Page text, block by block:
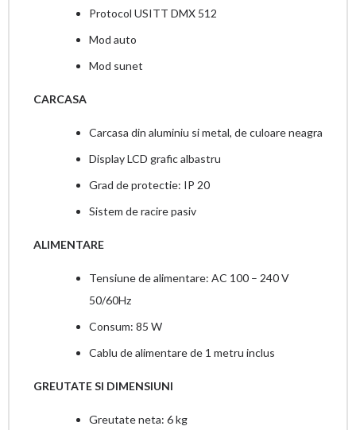
Protocol USITT DMX 512
Mod auto
Mod sunet
CARCASA
Carcasa din aluminiu si metal, de culoare neagra
Display LCD grafic albastru
Grad de protectie: IP 20
Sistem de racire pasiv
ALIMENTARE
Tensiune de alimentare: AC 100 – 240 V
50/60Hz
Consum: 85 W
Cablu de alimentare de 1 metru inclus
GREUTATE SI DIMENSIUNI
Greutate neta: 6 kg